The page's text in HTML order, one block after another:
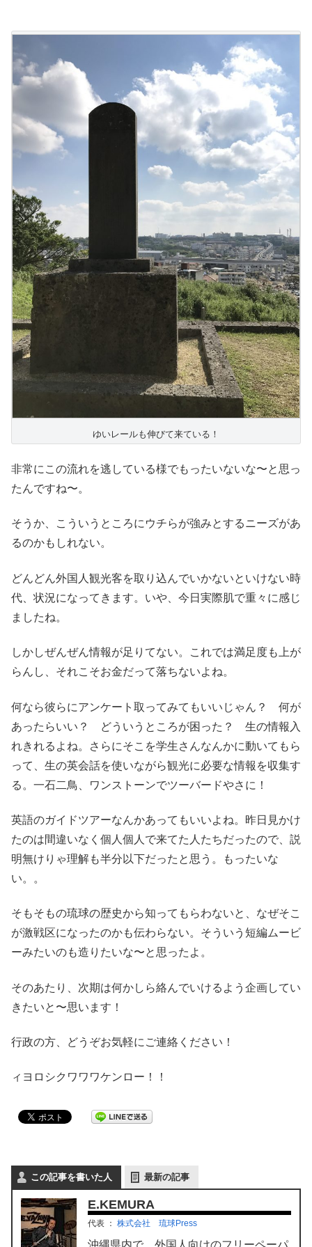
ゆいレールも伸びて来ている！
非常にこの流れを逃している様でもったいないな〜と思っ
たんですね〜。
そうか、こういうところにウチらが強みとするニーズがあ
るのかもしれない。
どんどん外国人観光客を取り込んでいかないといけない時
代、状況になってきます。いや、今日実際肌で重々に感じ
ましたね。
しかしぜんぜん情報が足りてない。これでは満足度も上が
らんし、それこそお金だって落ちないよね。
何なら彼らにアンケート取ってみてもいいじゃん？ 何が
あったらいい？ どういうところが困った？ 生の情報入
れきれるよね。さらにそこを学生さんなんかに動いてもら
って、生の英会話を使いながら観光に必要な情報を収集す
る。一石二鳥、ワンストーンでツーバードやさに！
英語のガイドツアーなんかあってもいいよね。昨日見かけ
たのは間違いなく個人個人で来てた人たちだったので、説
明無けりゃ理解も半分以下だったと思う。もったいな
い。。
そもそもの琉球の歴史から知ってもらわないと、なぜそこ
が激戦区になったのかも伝わらない。そういう短編ムービ
ーみたいのも造りたいな〜と思ったよ。
そのあたり、次期は何かしら絡んでいけるよう企画してい
きたいと〜思います！
行政の方、どうぞお気軽にご連絡ください！
ィヨロシクワワワケンロー！！
この記事を書いた人 最新の記事
E.KEMURA
代表 ： 株式会社 琉球Press